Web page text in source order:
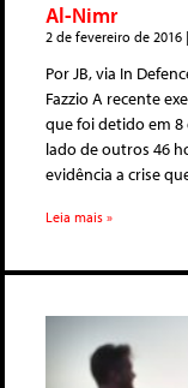
Al-Nimr
2 de fevereiro de 2016
Por JB, via In
Fazzio A recente
que foi detido em
lado de outros 46
evidência a crise
Leia mais »